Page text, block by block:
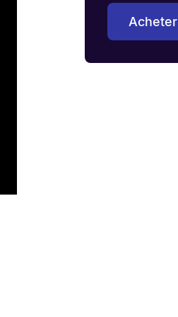
Acheter